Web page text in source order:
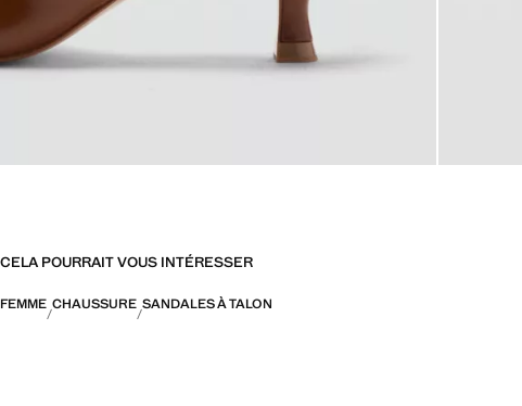
CELA POURRAIT VOUS INTÉRESSER
FEMME CHAUSSURE SANDALES À TALON